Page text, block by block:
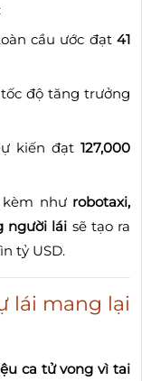
cầu ước đạt 41
độ tăng trưởng
kiến đạt 127,000
kèm như robotaxi,
người lái sẽ tạo ra
tỷ USD.
lái mang lại
ca tử vong vì tai